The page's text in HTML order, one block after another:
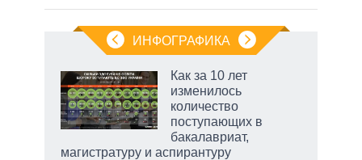
ИНФОГРАФИКА
Как за 10 лет
изменилось
количество
поступающих в
бакалавриат,
магистратуру и аспирантуру